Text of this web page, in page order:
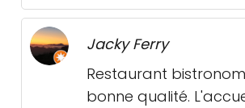
Jacky Ferry
Restaurant
bonne qualité.